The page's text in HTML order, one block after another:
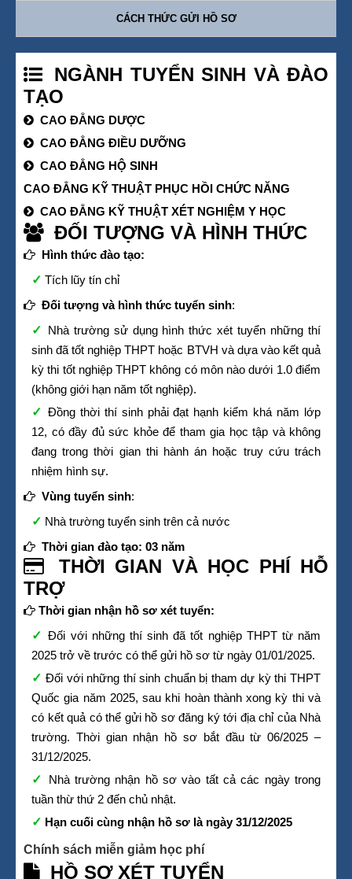
CÁCH THỨC GỬI HỒ SƠ
NGÀNH TUYỂN SINH VÀ ĐÀO
TẠO
CAO ĐẲNG DƯỢC
CAO ĐẲNG ĐIỀU DƯỠNG
CAO ĐẲNG HỘ SINH
CAO ĐẲNG KỸ THUẬT PHỤC HỒI CHỨC NĂNG
CAO ĐẲNG KỸ THUẬT XÉT NGHIỆM Y HỌC
ĐỐI TƯỢNG VÀ HÌNH THỨC
Hình thức đào tạo:
Tích lũy tín chỉ
Đối tượng và hình thức tuyển sinh:
Nhà trường sử dụng hình thức xét tuyển những thí
sinh đã tốt nghiệp THPT hoặc BTVH và dựa vào kết quả
kỳ thi tốt nghiệp THPT không có môn nào dưới 1.0 điểm
(không giới hạn năm tốt nghiệp).
Đồng thời thí sinh phải đạt hạnh kiểm khá năm lớp
12, có đầy đủ sức khỏe để tham gia học tập và không
đang trong thời gian thi hành án hoặc truy cứu trách
nhiệm hình sự.
Vùng tuyển sinh:
Nhà trường tuyển sinh trên cả nước
Thời gian đào tạo: 03 năm
THỜI GIAN VÀ HỌC PHÍ HỖ
TRỢ
Thời gian nhận hồ sơ xét tuyển:
Đối với những thí sinh đã tốt nghiệp THPT từ năm
2025 trở về trước có thể gửi hồ sơ từ ngày 01/01/2025.
Đối với những thí sinh chuẩn bị tham dự kỳ thi THPT
Quốc gia năm 2025, sau khi hoàn thành xong kỳ thi và
có kết quả có thể gửi hồ sơ đăng ký tới địa chỉ của Nhà
trường. Thời gian nhận hồ sơ bắt đầu từ 06/2025 –
31/12/2025.
Nhà trường nhận hồ sơ vào tất cả các ngày trong
tuần thừ thứ 2 đến chủ nhật.
Hạn cuối cùng nhận hồ sơ là ngày 31/12/2025
Chính sách miễn giảm học phí
HỒ SƠ XÉT TUYỂN